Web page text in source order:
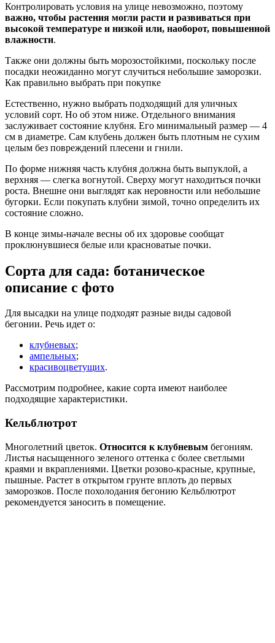
Контролировать условия на улице невозможно, поэтому
важно, чтобы растения могли расти и развиваться при
высокой температуре и низкой или, наоборот, повышенной
влажности.
Также они должны быть морозостойкими, поскольку после
посадки неожиданно могут случиться небольшие заморозки.
Как правильно выбрать при покупке
Естественно, нужно выбрать подходящий для уличных
условий сорт. Но об этом ниже. Отдельного внимания
заслуживает состояние клубня. Его минимальный размер — 4
см в диаметре. Сам клубень должен быть плотным не сухим
целым без повреждений плесени и гнили.
По форме нижняя часть клубня должна быть выпуклой, а
верхняя — слегка вогнутой. Сверху могут находиться почки
роста. Внешне они выглядят как неровности или небольшие
бугорки. Если покупать клубни зимой, точно определить их
состояние сложно.
В конце зимы-начале весны об их здоровье сообщат
проклюнувшиеся белые или красноватые почки.
Сорта для сада: ботаническое
описание с фото
Для высадки на улице подходят разные виды садовой
бегонии. Речь идет о:
клубневых;
ампельных;
красивоцветущих.
Рассмотрим подробнее, какие сорта имеют наиболее
подходящие характеристики.
Кельблютрот
Многолетний цветок. Относится к клубневым бегониям.
Листья насыщенного зеленого оттенка с более светлыми
краями и вкраплениями. Цветки розово-красные, крупные,
пышные. Растет в открытом грунте вплоть до первых
заморозков. После похолодания бегонию Кельблютрот
рекомендуется заносить в помещение.